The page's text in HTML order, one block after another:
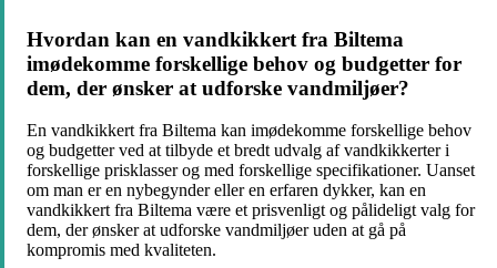
Hvordan kan en vandkikkert fra Biltema
imødekomme forskellige behov og budgetter for
dem, der ønsker at udforske vandmiljøer?
En vandkikkert fra Biltema kan imødekomme forskellige behov
og budgetter ved at tilbyde et bredt udvalg af vandkikkerter i
forskellige prisklasser og med forskellige specifikationer. Uanset
om man er en nybegynder eller en erfaren dykker, kan en
vandkikkert fra Biltema være et prisvenligt og pålideligt valg for
dem, der ønsker at udforske vandmiljøer uden at gå på
kompromis med kvaliteten.